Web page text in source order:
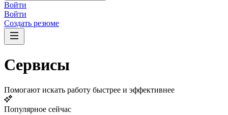
Войти
Войти
Создать резюме
Сервисы
Помогают искать работу быстрее и эффективнее
Популярное сейчас